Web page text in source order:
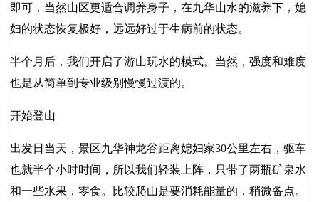
即可，当然山区更适合调养身子，在九华山水的滋养下，媳
妇的状态恢复极好，远远好过于生病前的状态。
半个月后，我们开启了游山玩水的模式。当然，强度和难度
也是从简单到专业级别慢慢过渡的。
开始登山
出发日当天，景区九华神龙谷距离媳妇家30公里左右，驱车
也就半个小时时间，所以我们轻装上阵，只带了两瓶矿泉水
和一些水果，零食。比较爬山是要消耗能量的，稍微备点。